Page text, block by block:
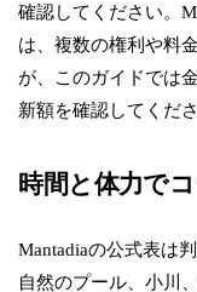
確認してください。
は、複数の権利や料
が、このガイドでは
新額を確認してくださ
時間と体力で
Mantadiaの公式表は
自然のプール、小川